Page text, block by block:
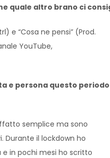
quale altro brano ci
e “Cosa ne pensi” (Prod.
YouTube,
e persona questo
semplice ma sono
Durante il lockdown ho
in pochi mesi ho scritto